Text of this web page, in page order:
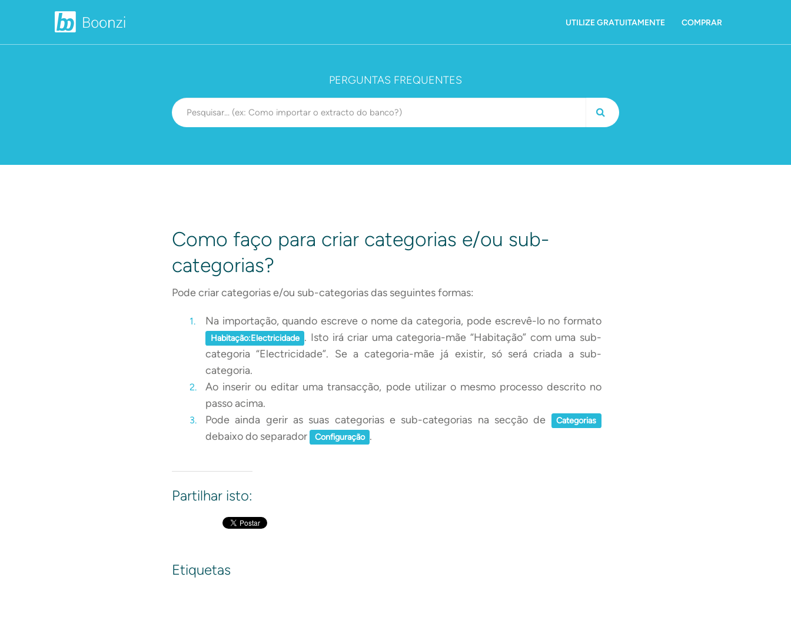
UTILIZE GRATUITAMENTE COMPRAR
PERGUNTAS FREQUENTES
Como faço para criar categorias e/ou sub-
categorias?
Pode criar categorias e/ou sub-categorias das seguintes formas:
Na importação, quando escreve o nome da categoria, pode escrevê-lo no formato
Habitação:Electricidade . Isto irá criar uma categoria-mãe “Habitação” com uma sub-
categoria “Electricidade”. Se a categoria-mãe já existir, só será criada a sub-
categoria.
Ao inserir ou editar uma transacção, pode utilizar o mesmo processo descrito no
passo acima.
Pode ainda gerir as suas categorias e sub-categorias na secção de
Categorias
debaixo do separador Configuração .
Partilhar isto:
Etiquetas